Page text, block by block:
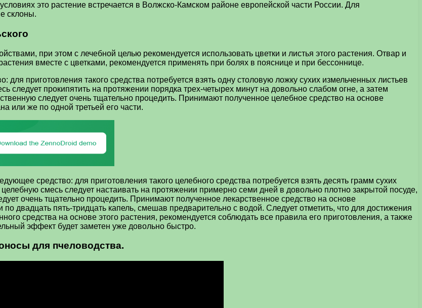
это растение встречается в Волжско-Камском районе европейской части России. Для
склоны.
при этом с лечебной целью рекомендуется использовать цветки и листья этого растения. Отвар и
вместе с цветками, рекомендуется применять при болях в пояснице и при бессоннице.
приготовления такого средства потребуется взять одну столовую ложку сухих измельченных листьев
следует прокипятить на протяжении порядка трех-четырех минут на довольно слабом огне, а затем
следует очень тщательно процедить. Принимают полученное целебное средство на основе
или же по одной третьей его части.
средство: для приготовления такого целебного средства потребуется взять десять грамм сухих
смесь следует настаивать на протяжении примерно семи дней в довольно плотно закрытой посуде,
очень тщательно процедить. Принимают полученное лекарственное средство на основе
двадцать пять-тридцать капель, смешав предварительно с водой. Следует отметить, что для достижения
средства на основе этого растения, рекомендуется соблюдать все правила его приготовления, а также
эффект будет заметен уже довольно быстро.
для пчеловодства.